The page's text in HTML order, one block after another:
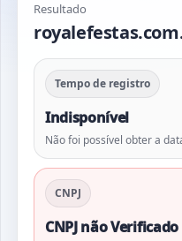
Resultado
Tempo de registro
Indisponível
Não foi possível obter a
CNPJ
CNPJ não Verificado